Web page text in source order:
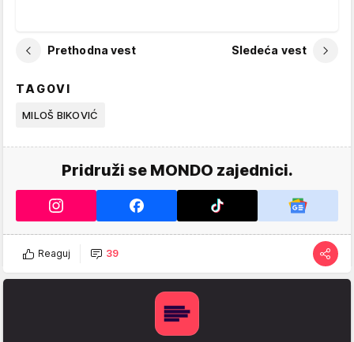
Prethodna vest Sledeća vest
TAGOVI
MILOŠ BIKOVIĆ
Pridruži se MONDO zajednici.
Reaguj 39